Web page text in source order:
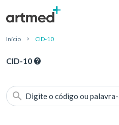
Início CID-10
CID-10
Digite o código ou